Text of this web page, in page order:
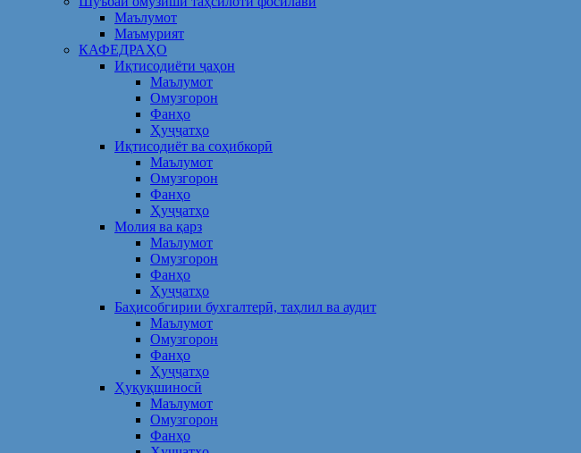
Маълумот
Маъмурият
КАФЕДРАҲО
Иқтисодиёти ҷаҳон
Маълумот
Омузгорон
Фанҳо
Ҳуҷҷатҳо
Иқтисодиёт ва соҳибкорӣ
Маълумот
Омузгорон
Фанҳо
Ҳуҷҷатҳо
Молия ва қарз
Маълумот
Омузгорон
Фанҳо
Ҳуҷҷатҳо
Баҳисобгирии бухгалтерӣ, таҳлил ва аудит
Маълумот
Омузгорон
Фанҳо
Ҳуҷҷатҳо
Ҳуқуқшиносӣ
Маълумот
Омузгорон
Фанҳо